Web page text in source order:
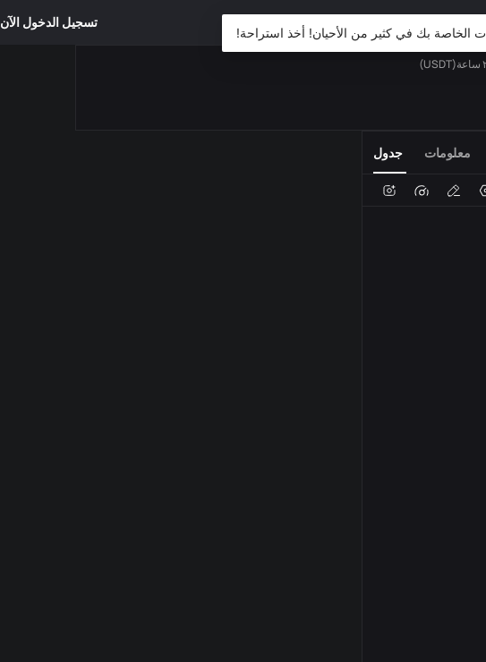
تسجيل الدخول الآن
جدول معلومات
الخاصة بك في كثير من الأحيان! أخذ استراحة!